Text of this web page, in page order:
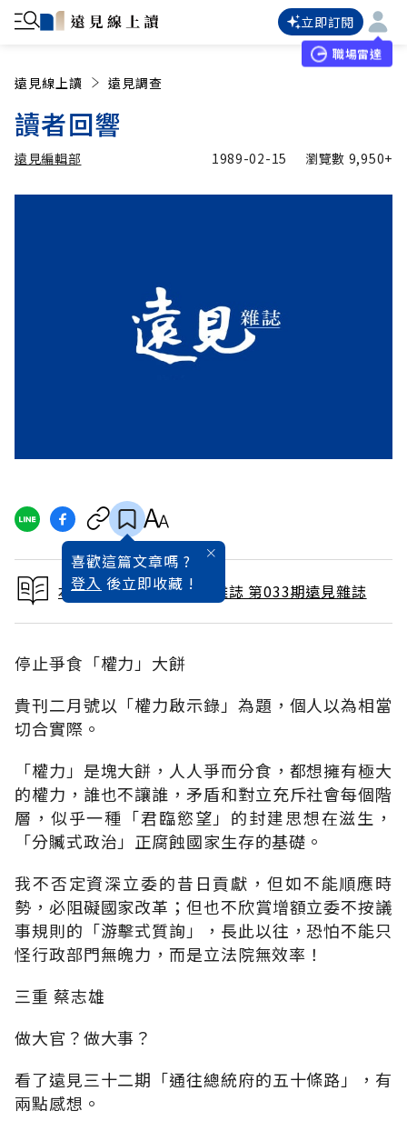
立即訂閱
職場雷達
遠見線上讀 遠見調查
讀者回響
遠見編輯部 1989-02-15 瀏覽數 9,950+
喜歡這篇文章嗎 ?
登入 後立即收藏 !
本文出自 1989 / 3月號雜誌 第033期遠見雜誌
停止爭食「權力」大餅
貴刊二月號以「權力啟示錄」為題，個人以為相當
切合實際。
「權力」是塊大餅，人人爭而分食，都想擁有極大
的權力，誰也不讓誰，矛盾和對立充斥社會每個階
層，似乎一種「君臨慾望」的封建思想在滋生，
「分贓式政治」正腐蝕國家生存的基礎。
我不否定資深立委的昔日貢獻，但如不能順應時
勢，必阻礙國家改革；但也不欣賞增額立委不按議
事規則的「游擊式質詢」，長此以往，恐怕不能只
怪行政部門無魄力，而是立法院無效率！
三重 蔡志雄
做大官？做大事？
看了遠見三十二期「通往總統府的五十條路」，有
兩點感想。